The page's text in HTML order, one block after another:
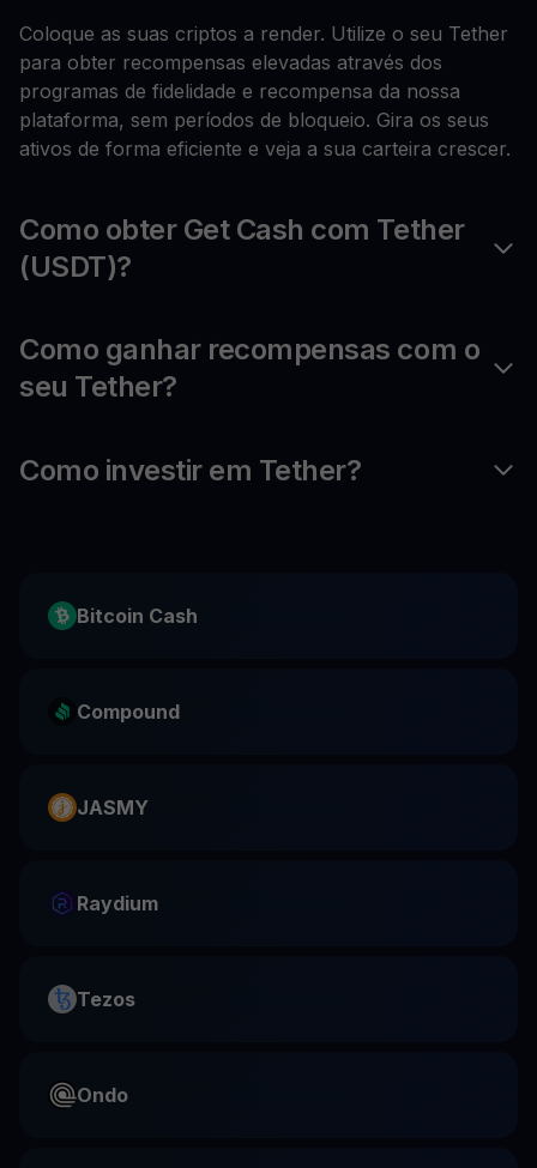
Coloque as suas criptos a render. Utilize o seu Tether
para obter recompensas elevadas através dos
programas de fidelidade e recompensa da nossa
plataforma, sem períodos de bloqueio. Gira os seus
ativos de forma eficiente e veja a sua carteira crescer.
Como obter Get Cash com Tether
(USDT)?
Como ganhar recompensas com o
seu Tether?
Como investir em Tether?
Bitcoin Cash
Compound
JASMY
Raydium
Tezos
Ondo